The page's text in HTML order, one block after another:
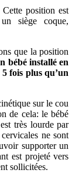
position est
siège coque,
que la position
bébé installé en
fois plus qu’un
sur le cou
de cela: le bébé
très lourde par
ne sont
supporter un
est projeté vers
sollicitées.